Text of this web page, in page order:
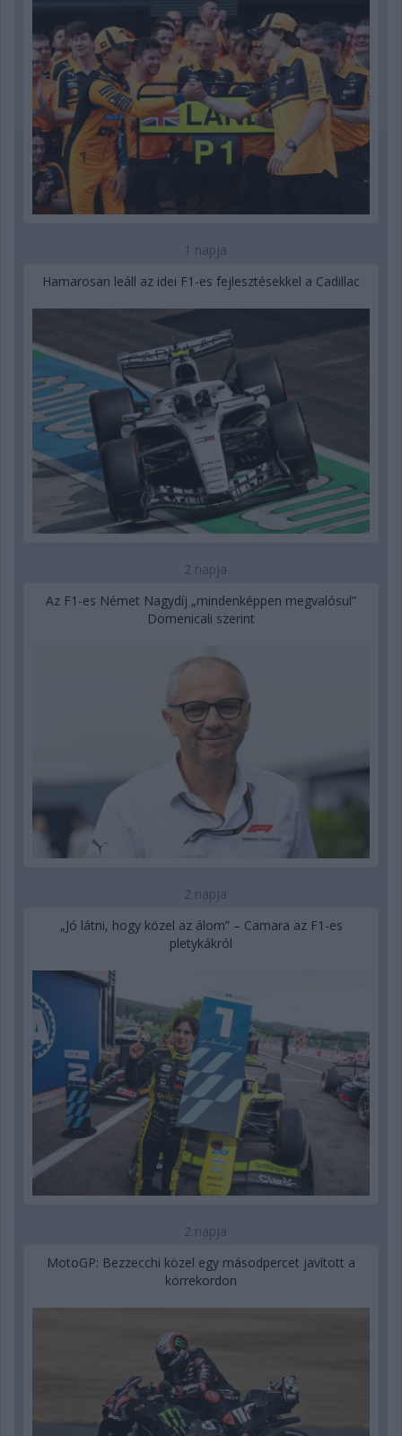
1 napja
Hamarosan leáll az idei F1-es fejlesztésekkel a Cadillac
2 napja
Az F1-es Német Nagydíj „mindenképpen megvalósul”
Domenicali szerint
2 napja
„Jó látni, hogy közel az álom” – Camara az F1-es
pletykákról
2 napja
MotoGP: Bezzecchi közel egy másodpercet javított a
körrekordon